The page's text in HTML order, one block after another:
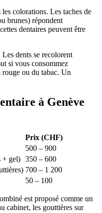
colorations. Les taches de
brunes) répondent
dentaires peuvent être
dents se recolorent
si vous consommez
ou du tabac. Un
à Genève
Prix (CHF)
500 – 900
+ gel) 350 – 600
700 – 1 200
50 – 100
est proposé comme un
cabinet, les gouttières sur